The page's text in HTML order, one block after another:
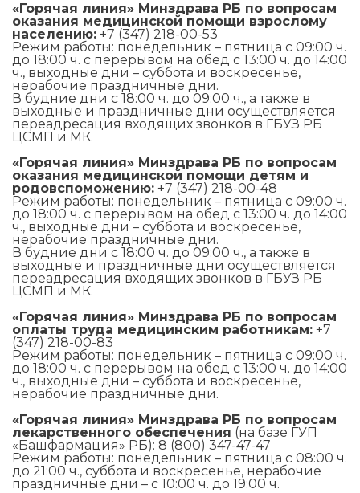
«Горячая линия» Минздрава РБ по вопросам
оказания медицинской помощи взрослому
населению: +7 (347) 218-00-53
Режим работы: понедельник – пятница с 09:00 ч.
до 18:00 ч. с перерывом на обед с 13:00 ч. до 14:00
ч., выходные дни – суббота и воскресенье,
нерабочие праздничные дни.
В будние дни с 18:00 ч. до 09:00 ч., а также в
выходные и праздничные дни осуществляется
переадресация входящих звонков в ГБУЗ РБ
ЦСМП и МК.
«Горячая линия» Минздрава РБ по вопросам
оказания медицинской помощи детям и
родовспоможению: +7 (347) 218-00-48
Режим работы: понедельник – пятница с 09:00 ч.
до 18:00 ч. с перерывом на обед с 13:00 ч. до 14:00
ч., выходные дни – суббота и воскресенье,
нерабочие праздничные дни.
В будние дни с 18:00 ч. до 09:00 ч., а также в
выходные и праздничные дни осуществляется
переадресация входящих звонков в ГБУЗ РБ
ЦСМП и МК.
«Горячая линия» Минздрава РБ по вопросам
оплаты труда медицинским работникам: +7
(347) 218-00-83
Режим работы: понедельник – пятница с 09:00 ч.
до 18:00 ч. с перерывом на обед с 13:00 ч. до 14:00
ч., выходные дни – суббота и воскресенье,
нерабочие праздничные дни.
«Горячая линия» Минздрава РБ по вопросам
лекарственного обеспечения (на базе ГУП
«Башфармация» РБ): 8 (800) 347-47-47
Режим работы: понедельник – пятница с 08:00 ч.
до 21:00 ч., суббота и воскресенье, нерабочие
праздничные дни – с 10:00 ч. до 19:00 ч.